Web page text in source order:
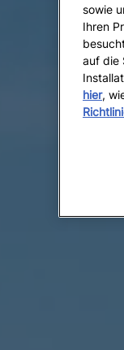
sowie
Ihren
auf die
hier,